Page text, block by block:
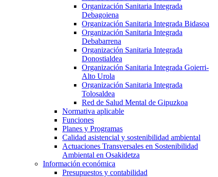
Organización Sanitaria Integrada
Debagoiena
Organización Sanitaria Integrada Bidasoa
Organización Sanitaria Integrada
Debabarrena
Organización Sanitaria Integrada
Donostialdea
Organización Sanitaria Integrada Goierri-
Alto Urola
Organización Sanitaria Integrada
Tolosaldea
Red de Salud Mental de Gipuzkoa
Normativa aplicable
Funciones
Planes y Programas
Calidad asistencial y sostenibilidad ambiental
Actuaciones Transversales en Sostenibilidad
Ambiental en Osakidetza
Información económica
Presupuestos y contabilidad